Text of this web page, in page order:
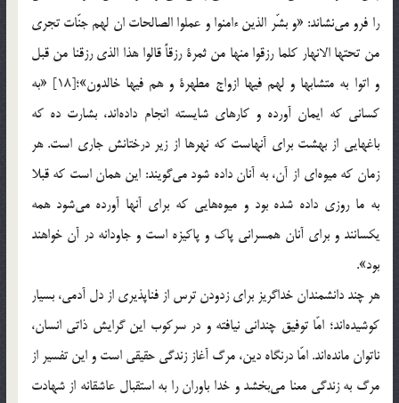
را فرو مي‌نشاند: «و بشّر الذين ءامنوا و عملوا الصالحات ان لهم جنّات تجري
من تحتها الانهار كلما رزقوا منها من ثمرة رزقاً قالوا هذا الذي رزقنا من قبل
و اتوا به متشابها و لهم فيها ازواج مطهرة و هم فيها خالدون»؛[18] «به
كساني كه ايمان آورده و كارهاي شايسته انجام داده‌اند، بشارت ده كه
باغهايي از بهشت براي آنهاست كه نهرها از زير درختانش جاري است. هر
زمان كه ميوه‌اي از آن، به آنان داده شود مي‌گويند: اين همان است كه قبلا
به ما روزي داده شده بود و ميوه‌هايي كه براي آنها آورده مي‌شود همه
يكسانند و براي آنان همسراني پاك و پاكيزه است و جاودانه در آن خواهند
بود».
هر چند دانشمندان خداگريز براي زدودن ترس از فناپذيري از دل آدمي، بسيار
كوشيده‌اند؛ امّا توفيق چنداني نيافته و در سركوب اين گرايش ذاتي انسان،
ناتوان مانده‌اند. امّا درنگاه دين، مرگ آغاز زندگي حقيقي است و اين تفسير از
مرگ به زندگي معنا مي‌بخشد و خدا باوران را به استقبال عاشقانه از شهادت